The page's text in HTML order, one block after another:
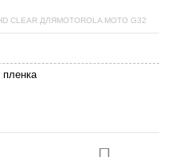
ДЛЯMOTOROLA MOTO G32